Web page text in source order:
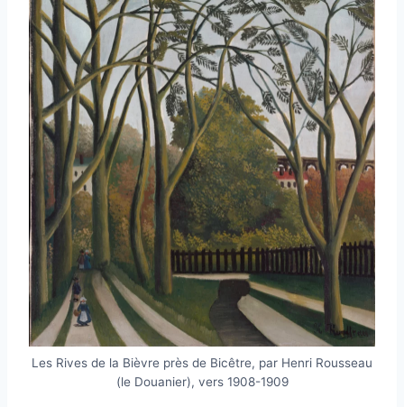
Les Rives de la Bièvre près de Bicêtre, par Henri Rousseau
(le Douanier), vers 1908-1909